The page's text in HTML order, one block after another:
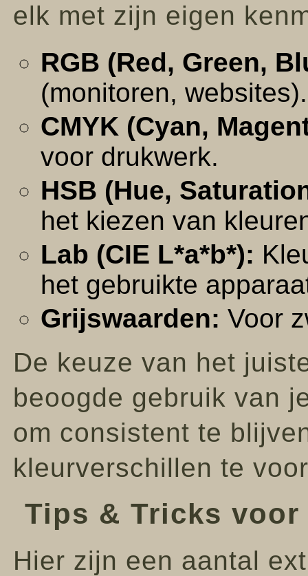
elk met zijn eigen
RGB (Red, Green,
(monitoren, websites).
CMYK (Cyan,
voor drukwerk.
HSB (Hue,
het kiezen van
Lab (CIE L*a*b*):
het gebruikte
Grijswaarden: Voor
De keuze van het
beoogde gebruik van
om consistent te
kleurverschillen te
Tips & Tricks
Hier zijn een aantal